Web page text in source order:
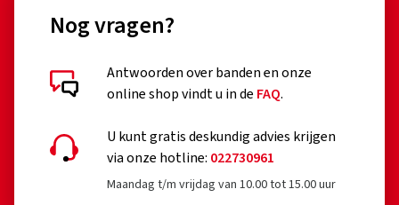
Nog vragen?
Antwoorden over banden en onze
online shop vindt u in de FAQ.
U kunt gratis deskundig advies krijgen
via onze hotline: 022730961
Maandag t/m vrijdag van 10.00 tot 15.00 uur